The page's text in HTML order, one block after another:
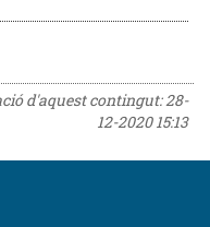
d'aquest contingut:28-
12-2020 15:13